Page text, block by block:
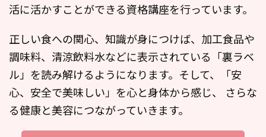
活に活かすことができる資格講座を行っています。
正しい食への関心、知識が身につけば、加工食品や
調味料、清涼飲料水などに表示されている「裏ラベ
ル」を読み解けるようになります。そして、「安
心、安全で美味しい」を心と身体から感じ、 さらな
る健康と美容につながっていきます。